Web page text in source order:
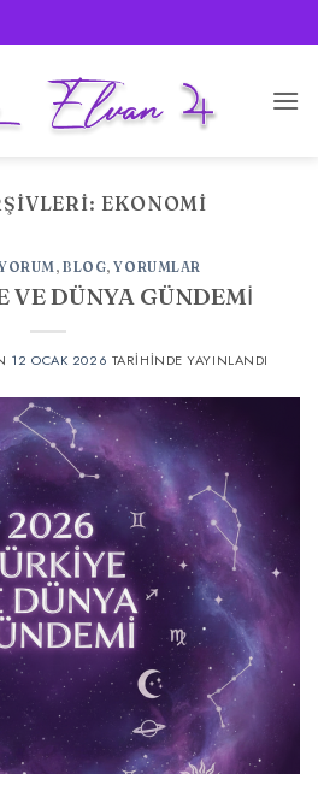
EKONOMI
,BLOG,YORUMLAR
VE DÜNYA GÜNDEMİ
12 OCAK 2026 TARIHINDE YAYINLANDI